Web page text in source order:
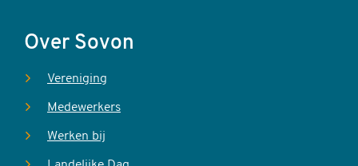
Over Sovon
Vereniging
Medewerkers
Werken bij